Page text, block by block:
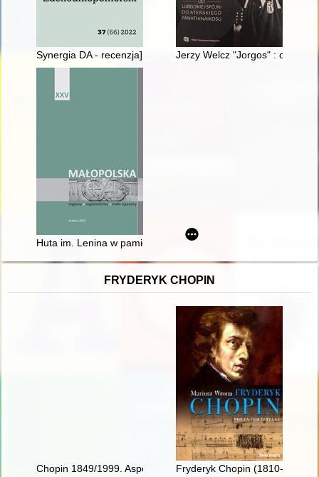
Synergia DA - recenzja] Jerzy Welcz "Jorgos" : od
Huta im. Lenina w pamięci jej pracowników : wywiady ze
FRYDERYK CHOPIN
Chopin 1849/1999. Aspekte der Rezeptions- und
Fryderyk Chopin (1810-1849).